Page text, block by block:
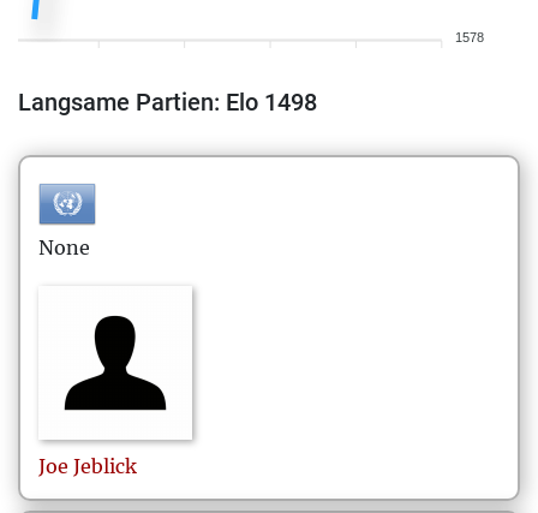
1578
Langsame Partien: Elo 1498
None
Joe Jeblick